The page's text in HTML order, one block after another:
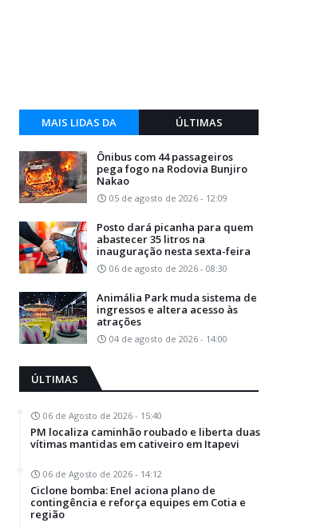
MAIS LIDAS DA
SEMANA
ÚLTIMAS
Ônibus com 44 passageiros
pega fogo na Rodovia Bunjiro
Nakao
05 de agosto de 2026 - 12:09
Posto dará picanha para quem
abastecer 35 litros na
inauguração nesta sexta-feira
06 de agosto de 2026 - 08:30
Animália Park muda sistema de
ingressos e altera acesso às
atrações
04 de agosto de 2026 - 14:00
ÚLTIMAS
06 de Agosto de 2026 - 15:40
PM localiza caminhão roubado e liberta duas
vítimas mantidas em cativeiro em Itapevi
06 de Agosto de 2026 - 14:12
Ciclone bomba: Enel aciona plano de
contingência e reforça equipes em Cotia e
região